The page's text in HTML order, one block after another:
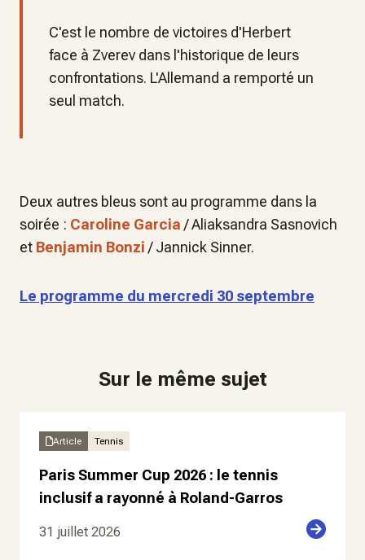
C'est le nombre de victoires d'Herbert
face à Zverev dans l'historique de leurs
confrontations. L'Allemand a remporté un
seul match.
Deux autres bleus sont au programme dans la
soirée : Caroline Garcia / Aliaksandra Sasnovich
et Benjamin Bonzi / Jannick Sinner.
Le programme du mercredi 30 septembre
Sur le même sujet
Article Tennis
Paris Summer Cup 2026 : le tennis
inclusif a rayonné à Roland-Garros
31 juillet 2026